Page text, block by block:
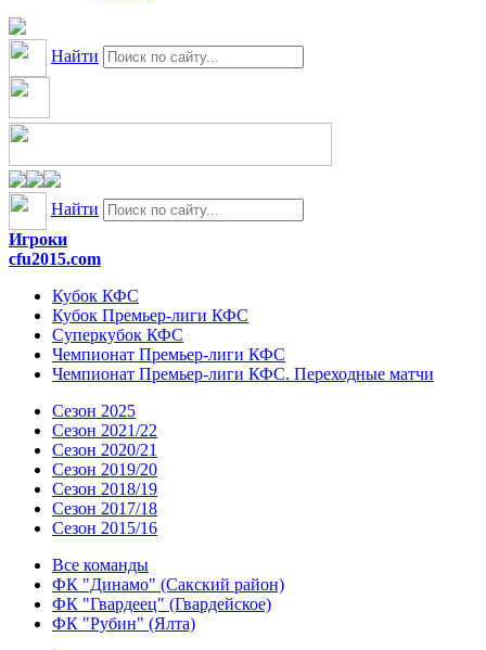
Найти
Найти
Игроки
cfu2015.com
Кубок КФС
Кубок Премьер-лиги КФС
Суперкубок КФС
Чемпионат Премьер-лиги КФС
Чемпионат Премьер-лиги КФС. Переходные матчи
Сезон 2025
Сезон 2021/22
Сезон 2020/21
Сезон 2019/20
Сезон 2018/19
Сезон 2017/18
Сезон 2015/16
Все команды
ФК "Динамо" (Сакский район)
ФК "Гвардеец" (Гвардейское)
ФК "Рубин" (Ялта)